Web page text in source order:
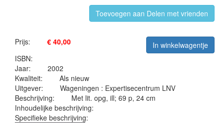
Toevoegen aan Delen met vrienden
Prijs: € 40,00
In winkelwagentje
ISBN:
Jaar:
2002
Kwaliteit:
Als nieuw
Uitgever:
Wageningen : Expertisecentrum LNV
Beschrijving:
Met lit. opg, ill; 69 p, 24 cm
Inhoudelijke beschrijving:
Specifieke beschrijving: